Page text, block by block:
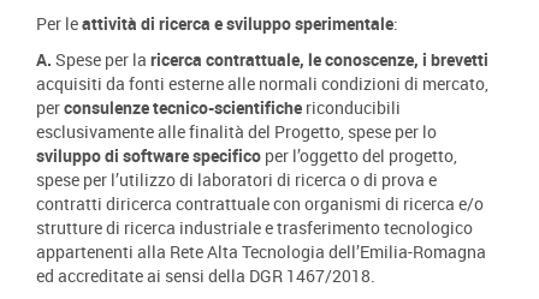
Per leattività di ricerca e sviluppo sperimentale:
A. Spese per la ricerca contrattuale, le conoscenze, i brevetti
acquisiti da fonti esterne alle normali condizioni di mercato,
perconsulenze tecnico-scientifiche riconducibili
esclusivamente alle finalità del Progetto, spese per lo
sviluppo di software specifico per l’oggetto del progetto,
spese per l’utilizzo di laboratori di ricerca o di prova e
contratti diricerca contrattuale con organismi di ricerca e/o
strutture di ricerca industriale e trasferimento tecnologico
appartenenti alla Rete Alta Tecnologia dell’Emilia-Romagna
ed accreditate ai sensi della DGR 1467/2018.